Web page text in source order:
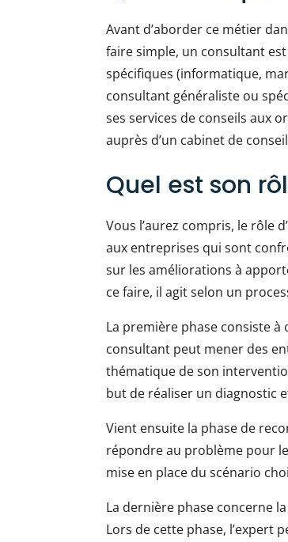
Avant d’aborder ce métier
faire simple, un consultant
spécifiques (informatique,
consultant généraliste ou
ses services de conseils aux
auprès d’un cabinet de
Quel est son
Vous l’aurez compris, le rôle
aux entreprises qui sont
sur les améliorations à
ce faire, il agit selon un
La première phase consiste
consultant peut mener des
thématique de son
but de réaliser un diagnostic
Vient ensuite la phase de
répondre au problème pour
mise en place du scénario
La dernière phase concerne
Lors de cette phase, l’expert